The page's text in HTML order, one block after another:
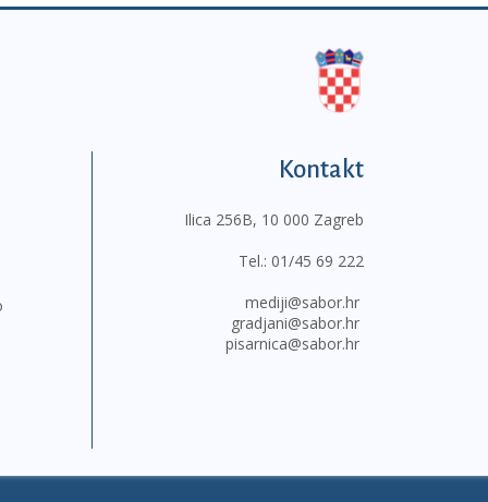
Kontakt
Ilica 256B, 10 000 Zagreb
Tel.: 01/45 69 222
mediji@sabor.hr
gradjani@sabor.hr
pisarnica@sabor.hr